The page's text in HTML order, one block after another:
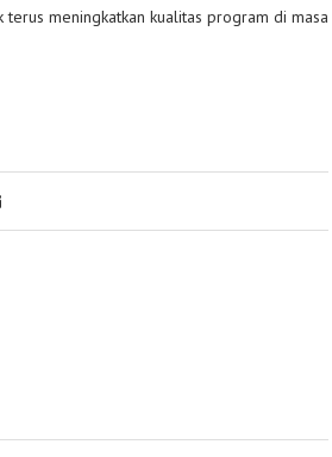
meningkatkan kualitas program di masa